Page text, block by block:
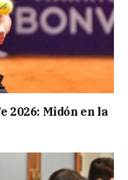
2026: Midón en la